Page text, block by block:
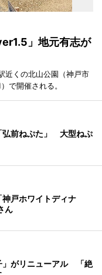
」地元有志が
近くの北山公園（神戸市
で開催される。
弘前ねぷた」 大型ねぷ
神戸ホワイトディナ
ん
」がリニューアル 「絶